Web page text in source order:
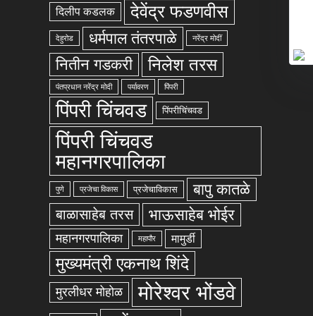
दिलीप कडलक देवेंद्र फडणवीस
देहुरोड धर्मपाल तंतरपाळे नरेंद्र मोदीं
नितीन गडकरी निलेश तरस
पंतप्रधान नरेंद्र मोदी पर्यावरण पिंपरी
पिंपरी चिंचवड पिंपरीचिंचवड
पिंपरी चिंचवड
महानगरपालिका
पुणे प्रजेचा विकास प्रजेचाविकास बापु कातळे
बाळासाहेब तरस भाऊसाहेब भोईर
महानगरपालिका महापौर मामुर्डी
मुख्यमंत्री एकनाथ शिंदे
मुरलीधर मोहोळ मोरेश्वर भोंडवे